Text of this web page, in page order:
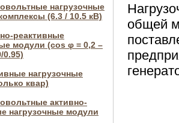
нагрузочные
(6.3 / 10.5 кВ)
реактивные
модули (cos φ = 0,2 –
0.95)
нагрузочные
квар)
активно-
нагрузочные модули
общей